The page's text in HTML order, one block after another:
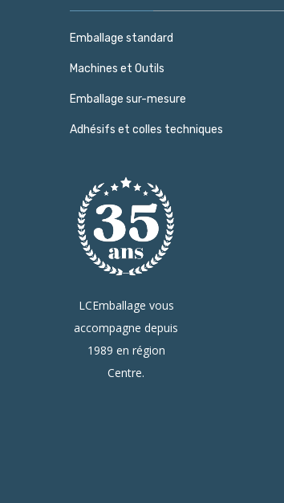
Emballage standard
Machines et Outils
Emballage sur-mesure
Adhésifs et colles techniques
LCEmballage vous
accompagne depuis
1989 en région
Centre.